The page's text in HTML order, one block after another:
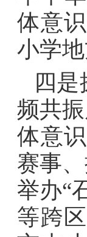
体意
小学地
四
频共振
体意
赛事
举办“
等跨